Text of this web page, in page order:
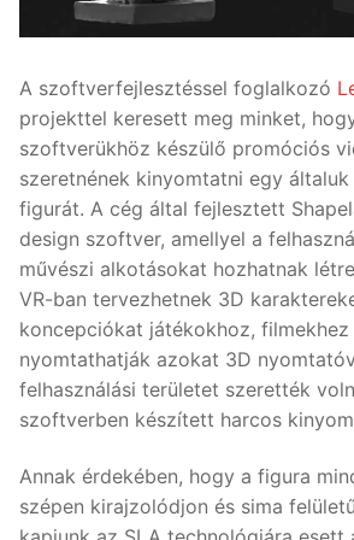
A szoftverfejlesztéssel foglalkozó
projekttel keresett meg minket,
szoftverükhöz készülő promóciós
szeretnének kinyomtatni egy
figurát. A cég által fejlesztett
design szoftver, amellyel a
művészi alkotásokat hozhatnak
VR-ban tervezhetnek 3D
koncepciókat játékokhoz,
nyomtathatják azokat 3D
felhasználási területet szerették
szoftverben készített harcos
Annak érdekében, hogy a figura
szépen kirajzolódjon és sima